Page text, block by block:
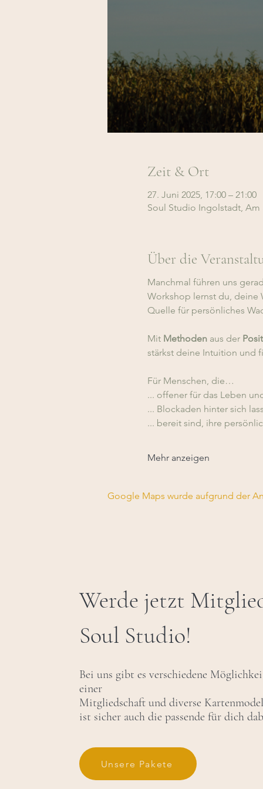
Zeit & Ort
27. Juni 2025, 17:00 – 21:00
Soul Studio Ingolstadt, Am
Über die
Manchmal führen uns
Workshop lernst du, deine
Quelle für persönliches
Mit Methoden aus der
stärkst deine Intuition und
Für Menschen, die…
... offener für das Leben
... Blockaden hinter sich
... bereit sind, ihre
Mehr anzeigen
Google Maps wurde aufgrund der
Werde jetzt
Soul Studio!
Bei uns gibt es verschiedene
einer
Mitgliedschaft und diverse
ist sicher auch die passende für dich
Unsere Pakete